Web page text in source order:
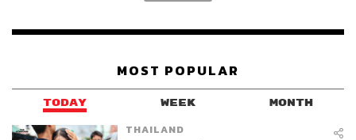
MOST POPULAR
TODAY WEEK MONTH
THAILAND